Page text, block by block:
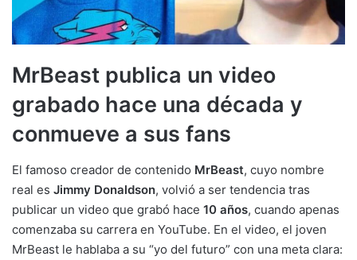
MrBeast publica un video
grabado hace una década y
conmueve a sus fans
El famoso creador de contenido MrBeast, cuyo nombre
real es Jimmy Donaldson, volvió a ser tendencia tras
publicar un video que grabó hace 10 años, cuando apenas
comenzaba su carrera en YouTube. En el video, el joven
MrBeast le hablaba a su “yo del futuro” con una meta clara: